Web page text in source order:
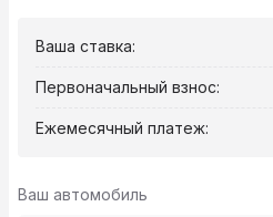
Ваша ставка:
Первоначальный взнос:
Ежемесячный платеж:
Ваш автомобиль